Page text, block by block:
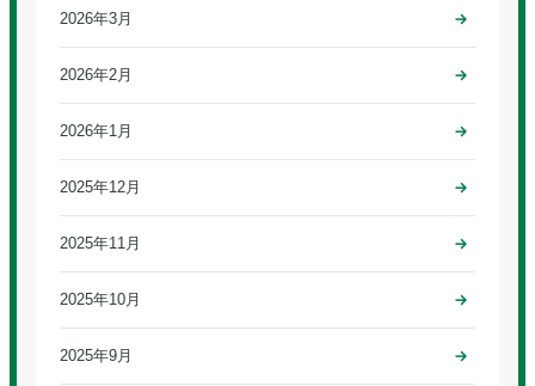
2026年3月
2026年2月
2026年1月
2025年12月
2025年11月
2025年10月
2025年9月